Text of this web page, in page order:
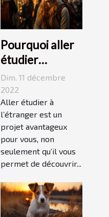
Pourquoi aller
étudier
l’étranger ?
Dim. 11 décembre
2022
Aller étudier à
l’étranger est un
projet avantageux
pour vous, non
seulement qu’il vous
permet de découvrir...